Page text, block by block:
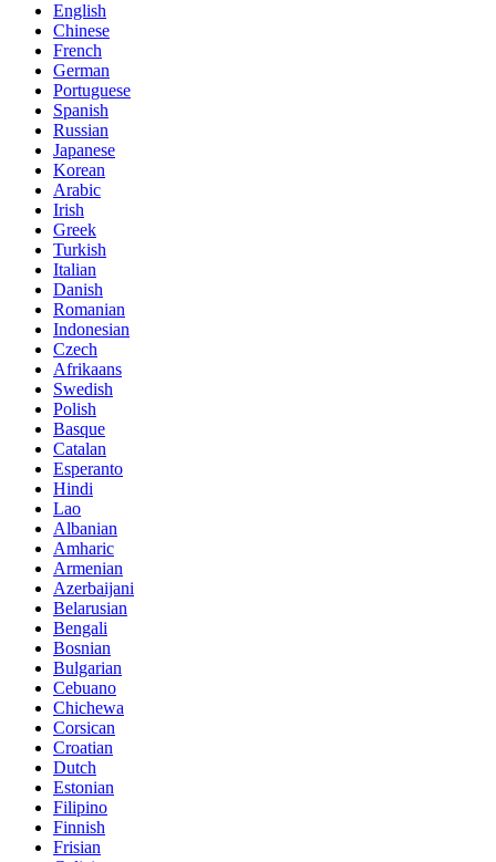
English
Chinese
French
German
Portuguese
Spanish
Russian
Japanese
Korean
Arabic
Irish
Greek
Turkish
Italian
Danish
Romanian
Indonesian
Czech
Afrikaans
Swedish
Polish
Basque
Catalan
Esperanto
Hindi
Lao
Albanian
Amharic
Armenian
Azerbaijani
Belarusian
Bengali
Bosnian
Bulgarian
Cebuano
Chichewa
Corsican
Croatian
Dutch
Estonian
Filipino
Finnish
Frisian